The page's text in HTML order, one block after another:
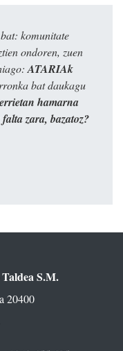
komunitate
ondoren, zuen
ATARIAk
bat daukagu
hamarna
zara, bazatoz?
S.M.
20400